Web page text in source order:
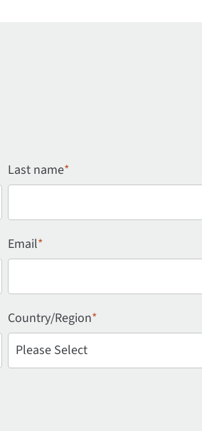
Last name*
Email*
Country/Region*